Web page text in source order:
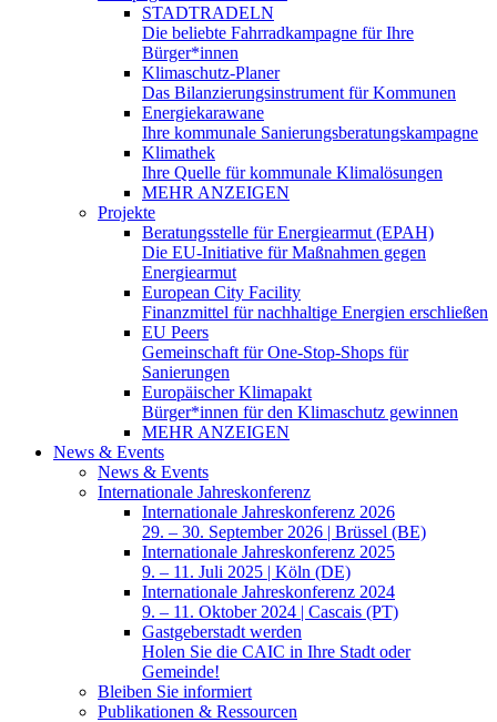
STADTRADELN
Die beliebte Fahrradkampagne für Ihre
Bürger*innen
Klimaschutz-Planer
Das Bilanzierungsinstrument für Kommunen
Energiekarawane
Ihre kommunale Sanierungsberatungskampagne
Klimathek
Ihre Quelle für kommunale Klimalösungen
MEHR ANZEIGEN
Projekte
Beratungsstelle für Energiearmut (EPAH)
Die EU-Initiative für Maßnahmen gegen
Energiearmut
European City Facility
Finanzmittel für nachhaltige Energien erschließen
EU Peers
Gemeinschaft für One-Stop-Shops für
Sanierungen
Europäischer Klimapakt
Bürger*innen für den Klimaschutz gewinnen
MEHR ANZEIGEN
News & Events
News & Events
Internationale Jahreskonferenz
Internationale Jahreskonferenz 2026
29. – 30. September 2026 | Brüssel (BE)
Internationale Jahreskonferenz 2025
9. – 11. Juli 2025 | Köln (DE)
Internationale Jahreskonferenz 2024
9. – 11. Oktober 2024 | Cascais (PT)
Gastgeberstadt werden
Holen Sie die CAIC in Ihre Stadt oder
Gemeinde!
Bleiben Sie informiert
Publikationen & Ressourcen